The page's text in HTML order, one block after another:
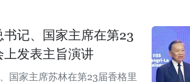
记、国家主席在第23
上发表主旨演讲
国家主席苏林在第23届香格里